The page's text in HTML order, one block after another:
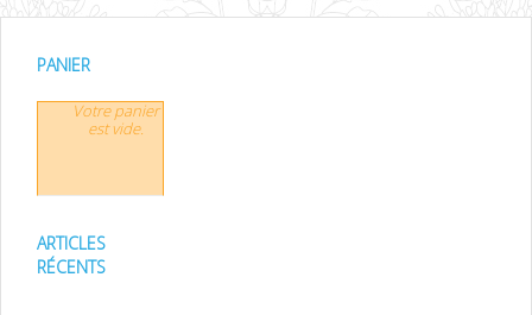
PANIER
Votre panier
est vide.
ARTICLES
RÉCENTS